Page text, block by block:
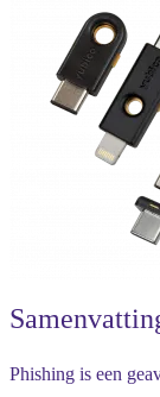
Phishing is een